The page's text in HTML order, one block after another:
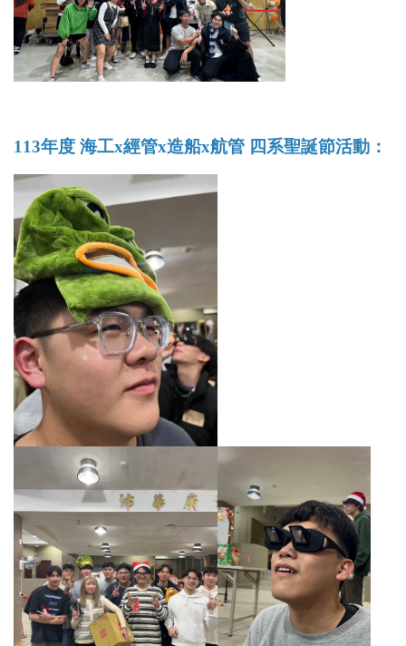
113年度 海工x經管x造船x航管 四系聖誕節活動：